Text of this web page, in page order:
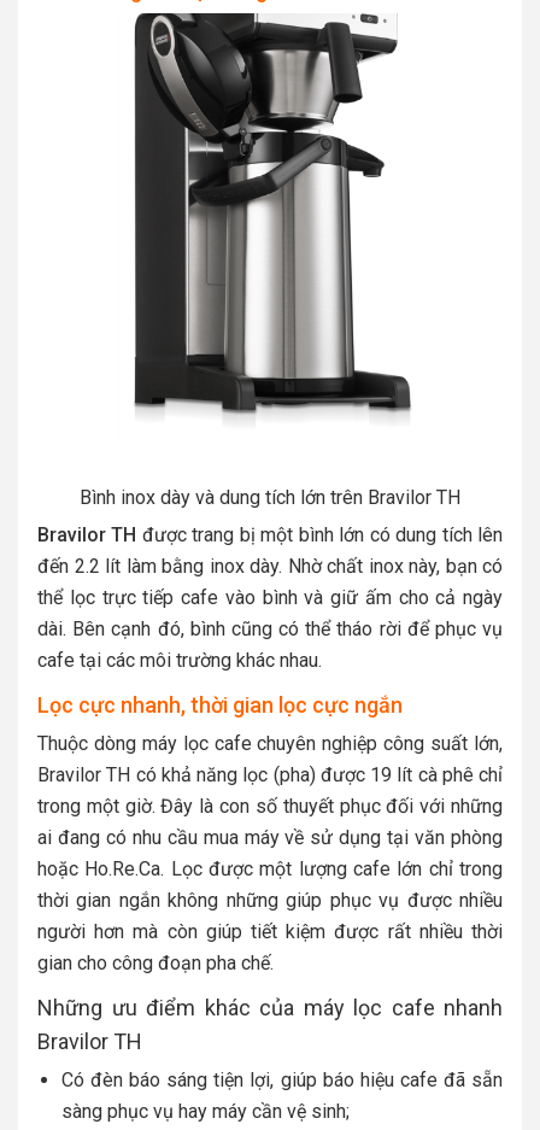
Bình inox dày và dung tích lớn trên Bravilor TH
Bravilor TH được trang bị một bình lớn có dung tích lên
đến 2.2 lít làm bằng inox dày. Nhờ chất inox này, bạn có
thể lọc trực tiếp cafe vào bình và giữ ấm cho cả ngày
dài. Bên cạnh đó, bình cũng có thể tháo rời để phục vụ
cafe tại các môi trường khác nhau.
Lọc cực nhanh, thời gian lọc cực ngắn
Thuộc dòng máy lọc cafe chuyên nghiệp công suất lớn,
Bravilor TH có khả năng lọc (pha) được 19 lít cà phê chỉ
trong một giờ. Đây là con số thuyết phục đối với những
ai đang có nhu cầu mua máy về sử dụng tại văn phòng
hoặc Ho.Re.Ca. Lọc được một lượng cafe lớn chỉ trong
thời gian ngắn không những giúp phục vụ được nhiều
người hơn mà còn giúp tiết kiệm được rất nhiều thời
gian cho công đoạn pha chế.
Những ưu điểm khác của máy lọc cafe nhanh
Bravilor TH
Có đèn báo sáng tiện lợi, giúp báo hiệu cafe đã sẵn
sàng phục vụ hay máy cần vệ sinh;